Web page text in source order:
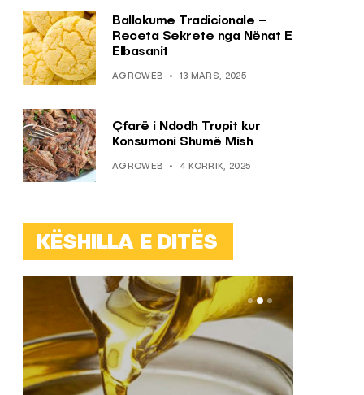
Ballokume Tradicionale –
Receta Sekrete nga Nënat E
Elbasanit
AGROWEB 13 MARS, 2025
Çfarë i Ndodh Trupit kur
Konsumoni Shumë Mish
AGROWEB 4 KORRIK, 2025
KËSHILLA E DITËS